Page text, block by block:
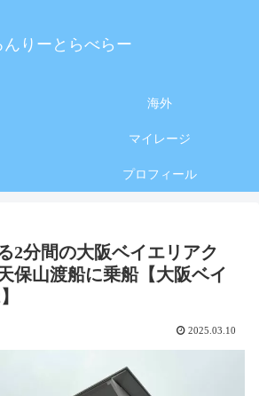
んりーとらべらー
海外
マイレージ
プロフィール
2分間の大阪ベイエリアク
保山渡船に乗船【大阪ベイ
2025.03.10